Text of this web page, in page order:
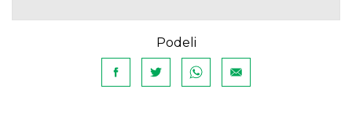
Podeli